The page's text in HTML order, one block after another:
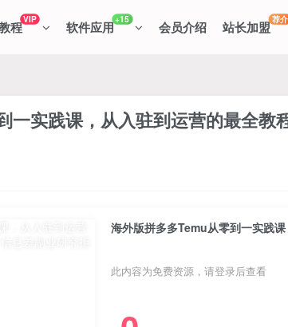
程VIP 软件应用+15 会员介绍 站长加盟荐介
一实践课，从入驻到运营的最全教
海外版拼多多Temu从零到一实践
此内容为免费资源，请登录后查看